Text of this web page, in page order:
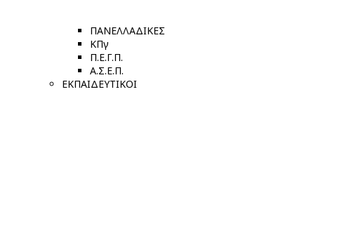
ΠΑΝΕΛΛΑΔΙΚΕΣ
ΚΠγ
Π.Ε.Γ.Π.
Α.Σ.Ε.Π.
ΕΚΠΑΙΔΕΥΤΙΚΟΙ